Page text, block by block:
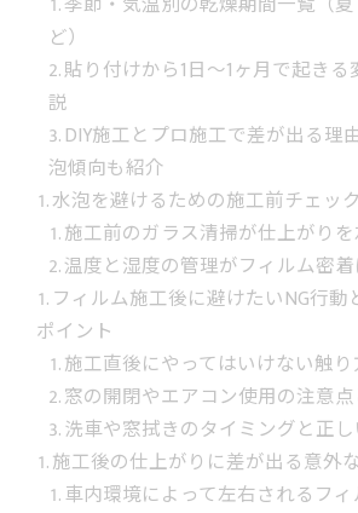
ど）
貼り付けから1日〜1ヶ月で起き
説
DIY施工とプロ施工で差が出る理
泡傾向も紹介
水泡を避けるための施工前チェッ
施工前のガラス清掃が仕上がり
温度と湿度の管理がフィルム密
フィルム施工後に避けたいNG行動
ポイント
施工直後にやってはいけない触
窓の開閉やエアコン使用の注意
洗車や窓拭きのタイミングと正
施工後の仕上がりに差が出る意外
車内環境によって左右されるフ